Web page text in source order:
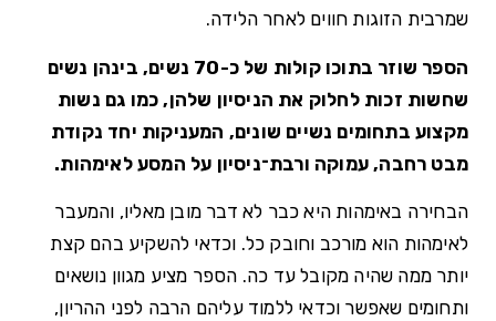
שמרבית הזוגות חווים לאחר הלידה.
הספר שוזר בתוכו קולות של כ-70 נשים, בינהן נשים
שחשות זכות לחלוק את הניסיון שלהן, כמו גם נשות
מקצוע בתחומים נשיים שונים, המעניקות יחד נקודת
מבט רחבה, עמוקה ורבת־ניסיון על המסע לאימהות.
הבחירה באימהות היא כבר לא דבר מובן מאליו, והמעבר
לאימהות הוא מורכב וחובק כל. וכדאי להשקיע בהם קצת
יותר ממה שהיה מקובל עד כה. הספר מציע מגוון נושאים
ותחומים שאפשר וכדאי ללמוד עליהם הרבה לפני ההריון,